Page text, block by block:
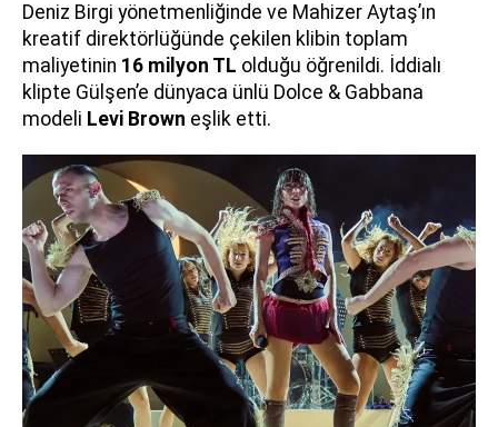
Deniz Birgi yönetmenliğinde ve Mahizer Aytaş’ın
kreatif direktörlüğünde çekilen klibin toplam
maliyetinin 16 milyon TL olduğu öğrenildi. İddialı
klipte Gülşen’e dünyaca ünlü Dolce & Gabbana
modeli Levi Brown eşlik etti.